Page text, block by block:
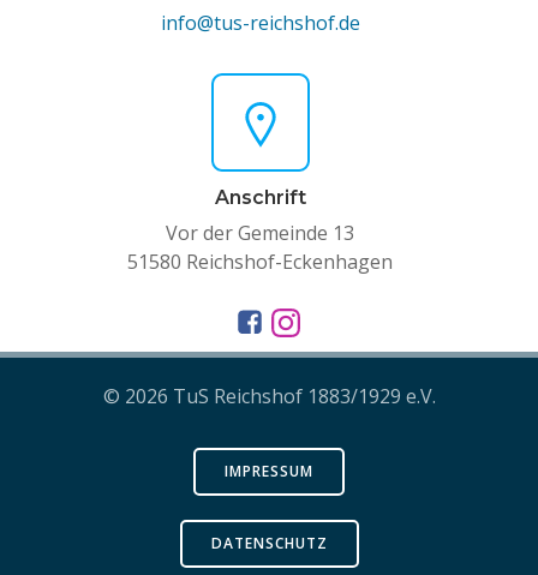
info@tus-reichshof.de
Anschrift
Vor der Gemeinde 13
51580 Reichshof-Eckenhagen
© 2026 TuS Reichshof 1883/1929 e.V.
IMPRESSUM
DATENSCHUTZ